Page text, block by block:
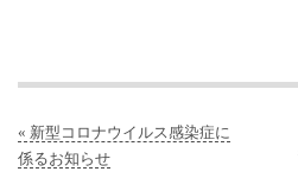
« 新型コロナウイルス感染症に
係るお知らせ